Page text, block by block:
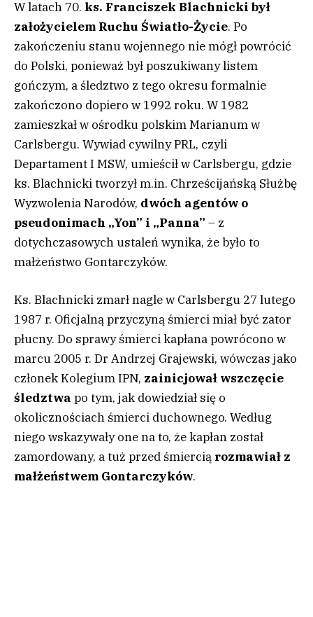
W latach 70. ks. Franciszek Blachnicki był
założycielem Ruchu Światło-Życie. Po
zakończeniu stanu wojennego nie mógł powrócić
do Polski, ponieważ był poszukiwany listem
gończym, a śledztwo z tego okresu formalnie
zakończono dopiero w 1992 roku. W 1982
zamieszkał w ośrodku polskim Marianum w
Carlsbergu. Wywiad cywilny PRL, czyli
Departament I MSW, umieścił w Carlsbergu, gdzie
ks. Blachnicki tworzył m.in. Chrześcijańską Służbę
Wyzwolenia Narodów, dwóch agentów o
pseudonimach „Yon” i „Panna” – z
dotychczasowych ustaleń wynika, że było to
małżeństwo Gontarczyków.
Ks. Blachnicki zmarł nagle w Carlsbergu 27 lutego
1987 r. Oficjalną przyczyną śmierci miał być zator
płucny. Do sprawy śmierci kapłana powrócono w
marcu 2005 r. Dr Andrzej Grajewski, wówczas jako
członek Kolegium IPN, zainicjował wszczęcie
śledztwa po tym, jak dowiedział się o
okolicznościach śmierci duchownego. Według
niego wskazywały one na to, że kapłan został
zamordowany, a tuż przed śmiercią rozmawiał z
małżeństwem Gontarczyków.